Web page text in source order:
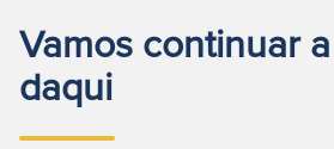
Vamos continuar
daqui